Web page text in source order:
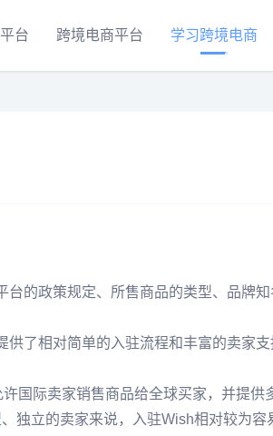
台 跨境电商平台 学习跨境电商
的政策规定、所售商品的类型、品牌
了相对简单的入驻流程和丰富的卖家
国际卖家销售商品给全球买家，并提供
独立的卖家来说，入驻Wish相对较为容